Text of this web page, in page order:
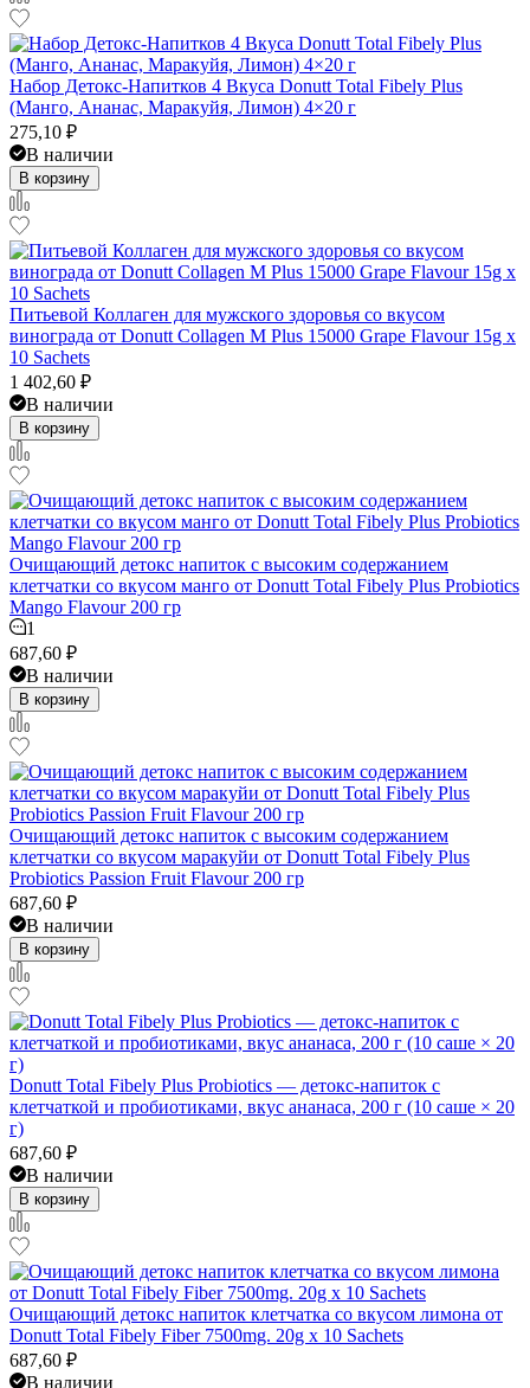
Набор Детокс-Напитков 4 Вкуса Donutt Total Fibely Plus
(Манго, Ананас, Маракуйя, Лимон) 4×20 г
275,10 ₽
В наличии
В корзину
Питьевой Коллаген для мужского здоровья со вкусом
винограда от Donutt Collagen M Plus 15000 Grape Flavour 15g x
10 Sachets
1 402,60 ₽
В наличии
В корзину
Очищающий детокс напиток с высоким содержанием
клетчатки со вкусом манго от Donutt Total Fibely Plus Probiotics
Mango Flavour 200 гр
1
687,60 ₽
В наличии
В корзину
Очищающий детокс напиток с высоким содержанием
клетчатки со вкусом маракуйи от Donutt Total Fibely Plus
Probiotics Passion Fruit Flavour 200 гр
687,60 ₽
В наличии
В корзину
Donutt Total Fibely Plus Probiotics — детокс-напиток с
клетчаткой и пробиотиками, вкус ананаса, 200 г (10 саше × 20
г)
687,60 ₽
В наличии
В корзину
Очищающий детокс напиток клетчатка со вкусом лимона от
Donutt Total Fibely Fiber 7500mg. 20g x 10 Sachets
687,60 ₽
В наличии